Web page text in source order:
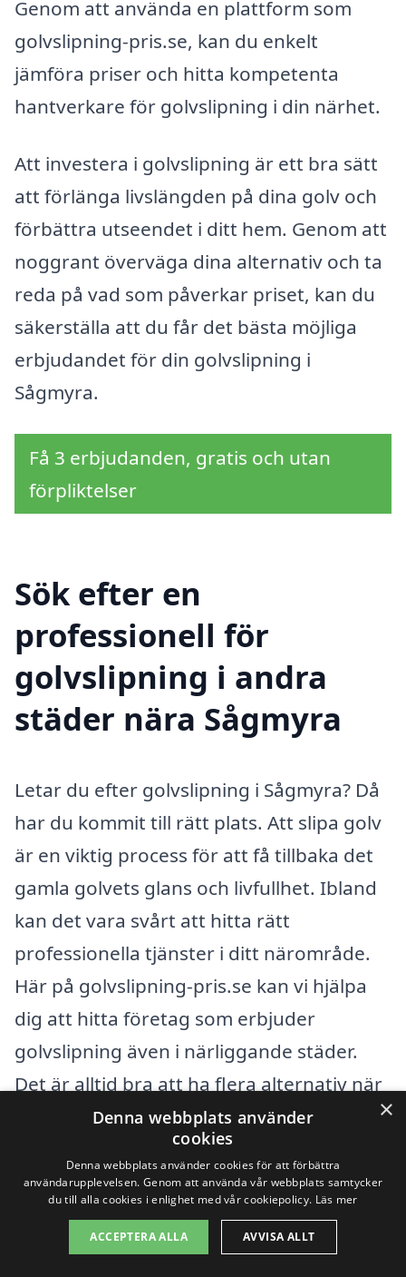
Genom att använda en plattform som
golvslipning-pris.se, kan du enkelt
jämföra priser och hitta kompetenta
hantverkare för golvslipning i din närhet.
Att investera i golvslipning är ett bra sätt
att förlänga livslängden på dina golv och
förbättra utseendet i ditt hem. Genom att
noggrant överväga dina alternativ och ta
reda på vad som påverkar priset, kan du
säkerställa att du får det bästa möjliga
erbjudandet för din golvslipning i
Sågmyra.
Få 3 erbjudanden, gratis och utan
förpliktelser
Sök efter en
professionell för
golvslipning i andra
städer nära Sågmyra
Letar du efter golvslipning i Sågmyra? Då
har du kommit till rätt plats. Att slipa golv
är en viktig process för att få tillbaka det
gamla golvets glans och livfullhet. Ibland
kan det vara svårt att hitta rätt
professionella tjänster i ditt närområde.
Här på golvslipning-pris.se kan vi hjälpa
dig att hitta företag som erbjuder
golvslipning även i närliggande städer.
Det är alltid bra att ha flera alternativ när
du letar efter den bästa servicen till rätt
Om du bor i Sågmyra och funderar på
golvslipning kan du överväga att kontakta
×
Denna webbplats använder
cookies
Denna webbplats använder cookies för att förbättra
användarupplevelsen. Genom att använda vår webbplats samtycker
du till alla cookies i enlighet med vår cookiepolicy. Läs mer
ACCEPTERA ALLA AVVISA ALLT